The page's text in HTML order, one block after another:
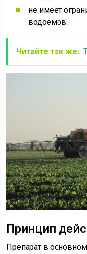
не имеет
водоемов.
Читайте так же:
Принцип
Препарат в